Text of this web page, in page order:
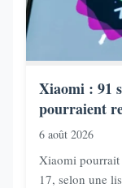
Xiaomi : 91
pourraient
6 août 2026
Xiaomi pourrait
17, selon une